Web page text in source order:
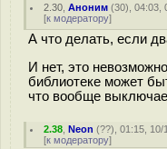
2.30 ,Аноним (30), 04:03,
[к модератору]
А что делать, если
И нет, это
библиотеке может
что вообще
2.38 ,Neon (??), 01:15, 10/
[к модератору]